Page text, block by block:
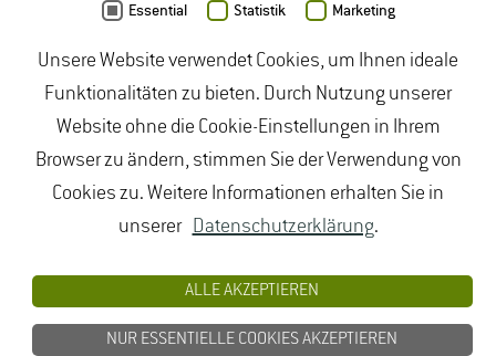
OpenStreetMap- Veröffentlicht unterODbL
duales Studium Gartenbau| Gartenbau Studium|
Lebensmittelrecht Studium|Lebensmittelsicherheit
Studium| Naturschutz Studium|Oenologie
Studium| Studiengang Logistik|Studiengänge
Lebensmittel |Studiengänge Natur| Studiengänge
Studium Landschaftsarchitektur
Studium Lebensmittel|Studium
Essential Statistik Marketing
Unsere Website verwendet Cookies, um Ihnen ideale
Funktionalitäten zu bieten. Durch Nutzung unserer
Website ohne die Cookie-Einstellungen in Ihrem
Browser zu ändern, stimmen Sie der Verwendung von
Cookies zu. Weitere Informationen erhalten Sie in
unserer Datenschutzerklärung.
ALLE AKZEPTIEREN
NUR ESSENTIELLE COOKIES AKZEPTIEREN